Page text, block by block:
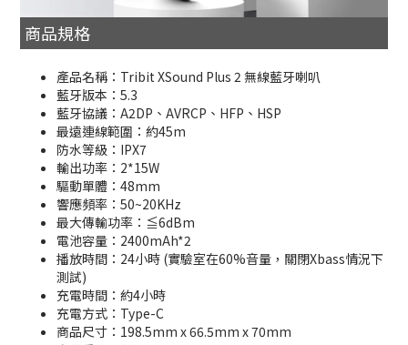
商品規格
產品名稱：Tribit XSound Plus 2 無線藍牙喇叭
藍牙版本：5.3
藍牙協議：A2DP、AVRCP、HFP、HSP
最遠連線範圍：約45m
防水等級：IPX7
輸出功率：2*15W
驅動單體：48mm
響應頻率：50~20KHz
最大傳輸功率：≦6dBm
電池容量：2400mAh*2
播放時間：24小時 (實驗室在60%音量，關閉Xbass情況下
測試)
充電時間：約4小時
充電方式：Type-C
商品尺寸：198.5mm x 66.5mm x 70mm